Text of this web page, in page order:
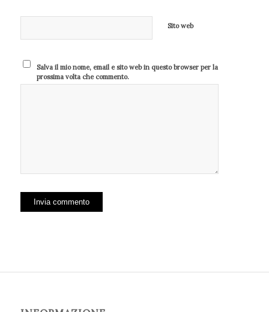
Sito web
Salva il mio nome, email e sito web in questo browser per la
prossima volta che commento.